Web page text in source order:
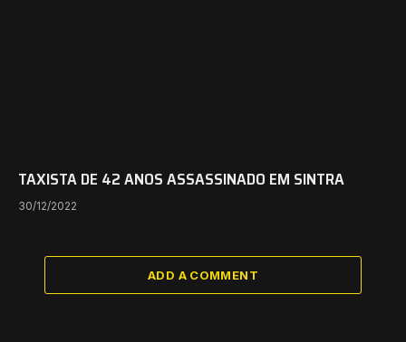
TAXISTA DE 42 ANOS ASSASSINADO EM SINTRA
30/12/2022
ADD A COMMENT